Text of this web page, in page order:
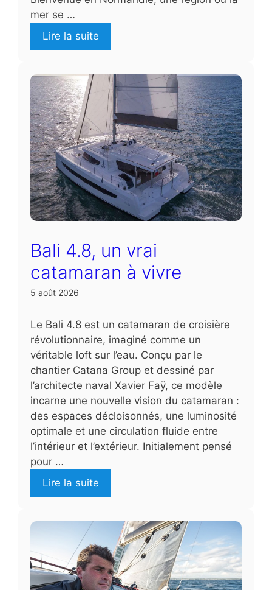
mer se …
Lire la suite
Bali 4.8, un vrai
catamaran à vivre
5 août 2026
Le Bali 4.8 est un catamaran de croisière
révolutionnaire, imaginé comme un
véritable loft sur l’eau. Conçu par le
chantier Catana Group et dessiné par
l’architecte naval Xavier Faÿ, ce modèle
incarne une nouvelle vision du catamaran :
des espaces décloisonnés, une luminosité
optimale et une circulation fluide entre
l’intérieur et l’extérieur. Initialement pensé
pour …
Lire la suite